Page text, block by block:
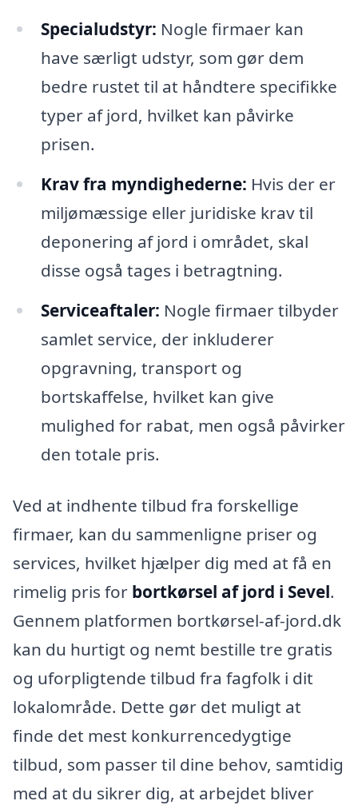
Specialudstyr: Nogle firmaer kan
have særligt udstyr, som gør dem
bedre rustet til at håndtere specifikke
typer af jord, hvilket kan påvirke
prisen.
Krav fra myndighederne: Hvis der er
miljømæssige eller juridiske krav til
deponering af jord i området, skal
disse også tages i betragtning.
Serviceaftaler: Nogle firmaer tilbyder
samlet service, der inkluderer
opgravning, transport og
bortskaffelse, hvilket kan give
mulighed for rabat, men også påvirker
den totale pris.
Ved at indhente tilbud fra forskellige
firmaer, kan du sammenligne priser og
services, hvilket hjælper dig med at få en
rimelig pris for bortkørsel af jord i Sevel.
Gennem platformen bortkørsel-af-jord.dk
kan du hurtigt og nemt bestille tre gratis
og uforpligtende tilbud fra fagfolk i dit
lokalområde. Dette gør det muligt at
finde det mest konkurrencedygtige
tilbud, som passer til dine behov, samtidig
med at du sikrer dig, at arbejdet bliver